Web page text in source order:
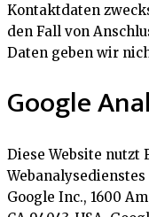
Kontaktdaten
den Fall von
Daten geben wir
Google
Diese Website nutzt
Google Inc., 1600